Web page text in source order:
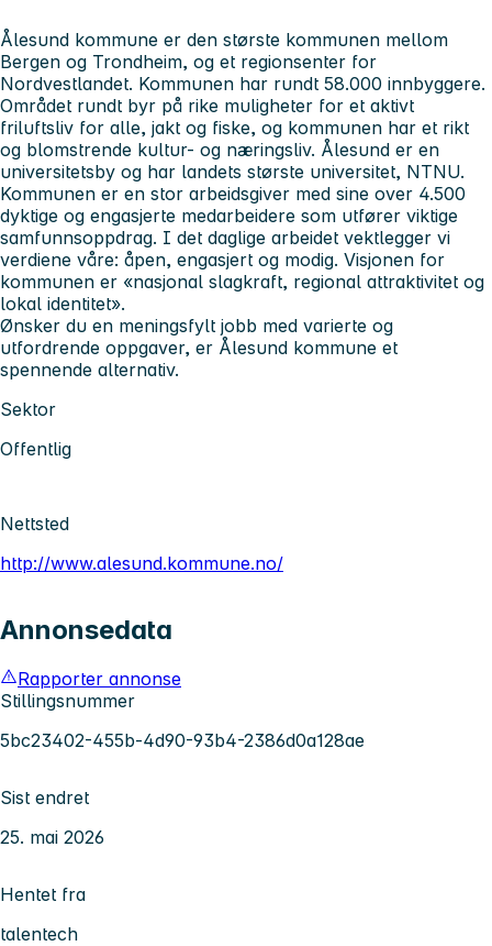
Ålesund kommune er den største kommunen mellom
Bergen og Trondheim, og et regionsenter for
Nordvestlandet. Kommunen har rundt 58.000 innbyggere.
Området rundt byr på rike muligheter for et aktivt
friluftsliv for alle, jakt og fiske, og kommunen har et rikt
og blomstrende kultur- og næringsliv. Ålesund er en
universitetsby og har landets største universitet, NTNU.
Kommunen er en stor arbeidsgiver med sine over 4.500
dyktige og engasjerte medarbeidere som utfører viktige
samfunnsoppdrag. I det daglige arbeidet vektlegger vi
verdiene våre: åpen, engasjert og modig. Visjonen for
kommunen er «nasjonal slagkraft, regional attraktivitet og
lokal identitet».
Ønsker du en meningsfylt jobb med varierte og
utfordrende oppgaver, er Ålesund kommune et
spennende alternativ.
Sektor
Offentlig
Nettsted
http://www.alesund.kommune.no/
Annonsedata
Rapporter annonse
Stillingsnummer
5bc23402-455b-4d90-93b4-2386d0a128ae
Sist endret
25. mai 2026
Hentet fra
talentech